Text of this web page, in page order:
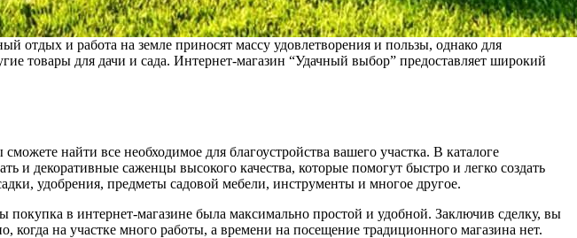
отдых и работа на земле приносят массу удовлетворения и пользы, однако для
товары для дачи и сада. Интернет-магазин “Удачный выбор” предоставляет широкий
найти все необходимое для благоустройства вашего участка. В каталоге
и декоративные саженцы высокого качества, которые помогут быстро и легко создать
удобрения, предметы садовой мебели, инструменты и многое другое.
покупка в интернет-магазине была максимально простой и удобной. Заключив сделку, вы
на участке много работы, а времени на посещение традиционного магазина нет.